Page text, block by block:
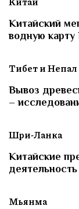
Китайский
водную
Тибет и Непал
Вывоз
–
Шри-Ланка
Китайские
Мьянма